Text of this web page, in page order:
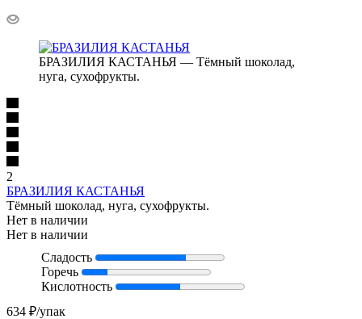
БРАЗИЛИЯ КАСТАНЬЯ — Тёмный шоколад,
нуга, сухофрукты.
2
БРАЗИЛИЯ КАСТАНЬЯ
Тёмный шоколад, нуга, сухофрукты.
Нет в наличии
Нет в наличии
Сладость
Горечь
Кислотность
634 ₽/упак